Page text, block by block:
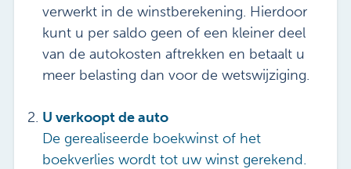
verwerkt in de winstberekening. Hierdoor
kunt u per saldo geen of een kleiner deel
van de autokosten aftrekken en betaalt u
meer belasting dan voor de wetswijziging.
U verkoopt de auto
De gerealiseerde boekwinst of het
boekverlies wordt tot uw winst gerekend.